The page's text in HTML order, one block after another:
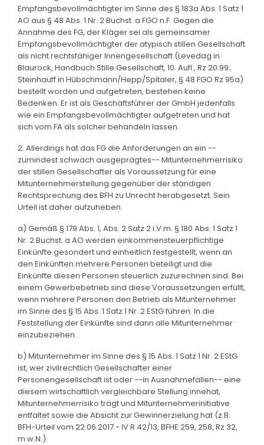
Empfangsbevollmächtigter im Sinne des § 183a Abs. 1 Satz 1
AO aus § 48 Abs. 1 Nr. 2 Buchst. a FGO n.F. Gegen die
Annahme des FG, der Kläger sei als gemeinsamer
Empfangsbevollmächtigter der atypisch stillen Gesellschaft
als nicht rechtsfähiger Innengesellschaft (Levedag in
Blaurock, Handbuch Stille Gesellschaft, 10. Aufl., Rz 20.99;
Steinhauff in Hübschmann/Hepp/Spitaler, § 48 FGO Rz 95a)
bestellt worden und aufgetreten, bestehen keine
Bedenken. Er ist als Geschäftsführer der GmbH jedenfalls
wie ein Empfangsbevollmächtigter aufgetreten und hat
sich vom FA als solcher behandeln lassen.
2. Allerdings hat das FG die Anforderungen an ein --
zumindest schwach ausgeprägtes-- Mitunternehmerrisiko
der stillen Gesellschafter als Voraussetzung für eine
Mitunternehmerstellung gegenüber der ständigen
Rechtsprechung des BFH zu Unrecht herabgesetzt. Sein
Urteil ist daher aufzuheben.
a) Gemäß § 179 Abs. 1, Abs. 2 Satz 2 i.V.m. § 180 Abs. 1 Satz 1
Nr. 2 Buchst. a AO werden einkommensteuerpflichtige
Einkünfte gesondert und einheitlich festgestellt, wenn an
den Einkünften mehrere Personen beteiligt und die
Einkünfte diesen Personen steuerlich zuzurechnen sind. Bei
einem Gewerbebetrieb sind diese Voraussetzungen erfüllt,
wenn mehrere Personen den Betrieb als Mitunternehmer
im Sinne des § 15 Abs. 1 Satz 1 Nr. 2 EStG führen. In die
Feststellung der Einkünfte sind dann alle Mitunternehmer
einzubeziehen.
b) Mitunternehmer im Sinne des § 15 Abs. 1 Satz 1 Nr. 2 EStG
ist, wer zivilrechtlich Gesellschafter einer
Personengesellschaft ist oder --in Ausnahmefällen-- eine
diesem wirtschaftlich vergleichbare Stellung innehat,
Mitunternehmerrisiko trägt und Mitunternehmerinitiative
entfaltet sowie die Absicht zur Gewinnerzielung hat (z.B.
BFH-Urteil vom 22.06.2017 - IV R 42/13, BFHE 259, 258, Rz 32,
m.w.N.).